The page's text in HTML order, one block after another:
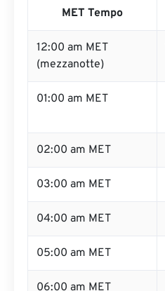
MET Tempo
12:00 am MET
(mezzanotte)
01:00 am MET
02:00 am MET
03:00 am MET
04:00 am MET
05:00 am MET
06:00 am MET